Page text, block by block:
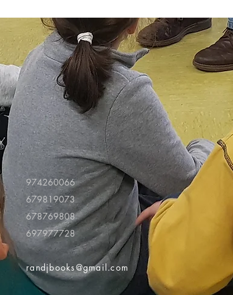
974260066
679819073
678769808
697977728
randjbooks@gmail.com